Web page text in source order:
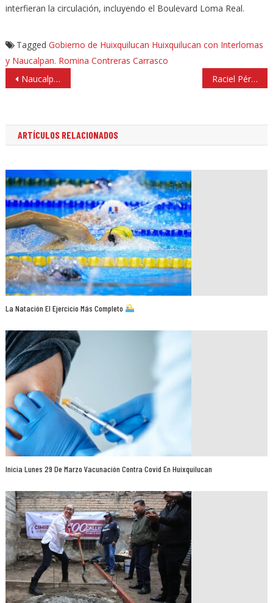
interfieran la circulación, incluyendo el Boulevard Loma Real.
Tagged Gobierno de Huixquilucan Huixquilucan con Interlomas
y Naucalpan. Romina Contreras Carrasco
Navegación
de
Naucalpan recupera espacios públicos, rehabilitación urbana e instalación de alumbrado público Raciel Pérez Cruz, entregó trabajos de rescate, pavimetación y mejoramiento urbanodel Andador Av. Morelos
ARTÍCULOS RELACIONADOS
La Natación El Ejercicio Más Completo
Inicia Lunes 29 De Marzo Vacunación Contra Covid En Huixquilucan